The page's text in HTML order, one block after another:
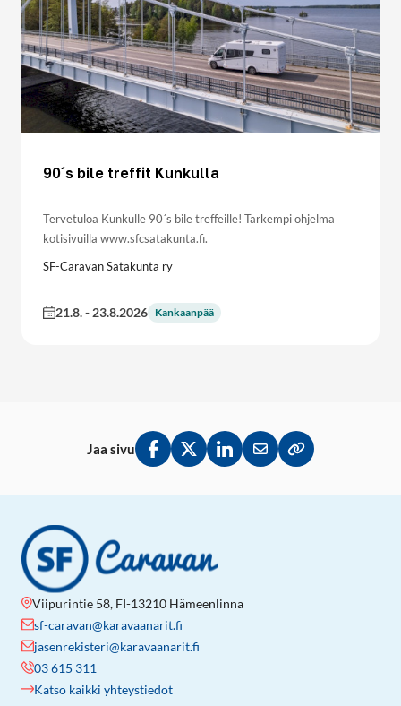
90´s bile treffit Kunkulla
Tervetuloa Kunkulle 90´s bile treffeille! Tarkempi ohjelma
kotisivuilla www.sfcsatakunta.fi.
SF-Caravan Satakunta ry
21.8.- 23.8.2026 Kankaanpää
Jaa sivu
Jaa Facebookissa
Jaa Twitterissä
Jaa LinkedInissä
Jaa sähköpostitse
Kopioi linkki
Viipurintie 58, FI-13210 Hämeenlinna
sf-caravan@karavaanarit.fi
jasenrekisteri@karavaanarit.fi
03 615 311
Katso kaikki yhteystiedot